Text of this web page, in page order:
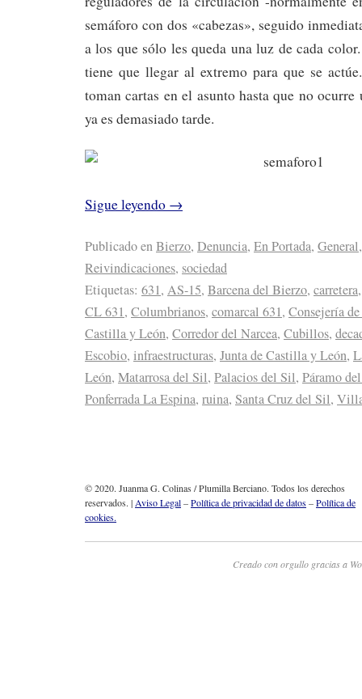
semáforo con dos «cabezas», seguido
a los que sólo les queda una luz de cada
tiene que llegar al extremo para que se
toman cartas en el asunto hasta que no ocurre
ya es demasiado tarde.
Sigue leyendo →
Publicado enBierzo, Denuncia, En Portada, General,
Reivindicaciones, sociedad
Etiquetas: 631, AS-15, Barcena del Bierzo, carretera
CL 631, Columbrianos, comarcal 631, Consejería
Castilla y León, Corredor del Narcea, Cubillos,
Escobio, infraestructuras, Junta de Castilla y León,
León, Matarrosa del Sil, Palacios del Sil, Páramo
Ponferrada La Espina, ruina, Santa Cruz del Sil,
© 2020. Juanma G. Colinas / Plumilla Berciano. Todos los derechos
reservados. |Aviso Legal–Política de privacidad de datos–Política de
cookies.
Creado con orgullo gracias a